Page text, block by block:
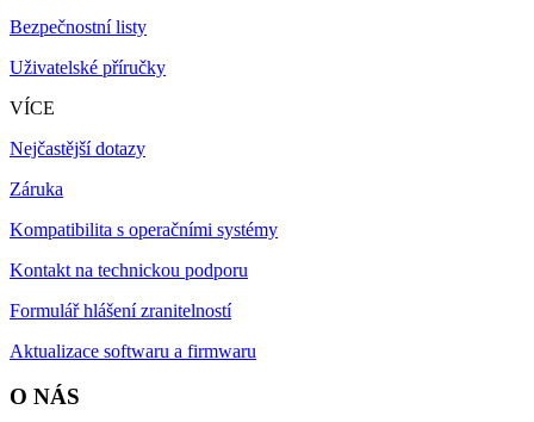
Bezpečnostní listy
Uživatelské příručky
VÍCE
Nejčastější dotazy
Záruka
Kompatibilita s operačními systémy
Kontakt na technickou podporu
Formulář hlášení zranitelností
Aktualizace softwaru a firmwaru
O NÁS